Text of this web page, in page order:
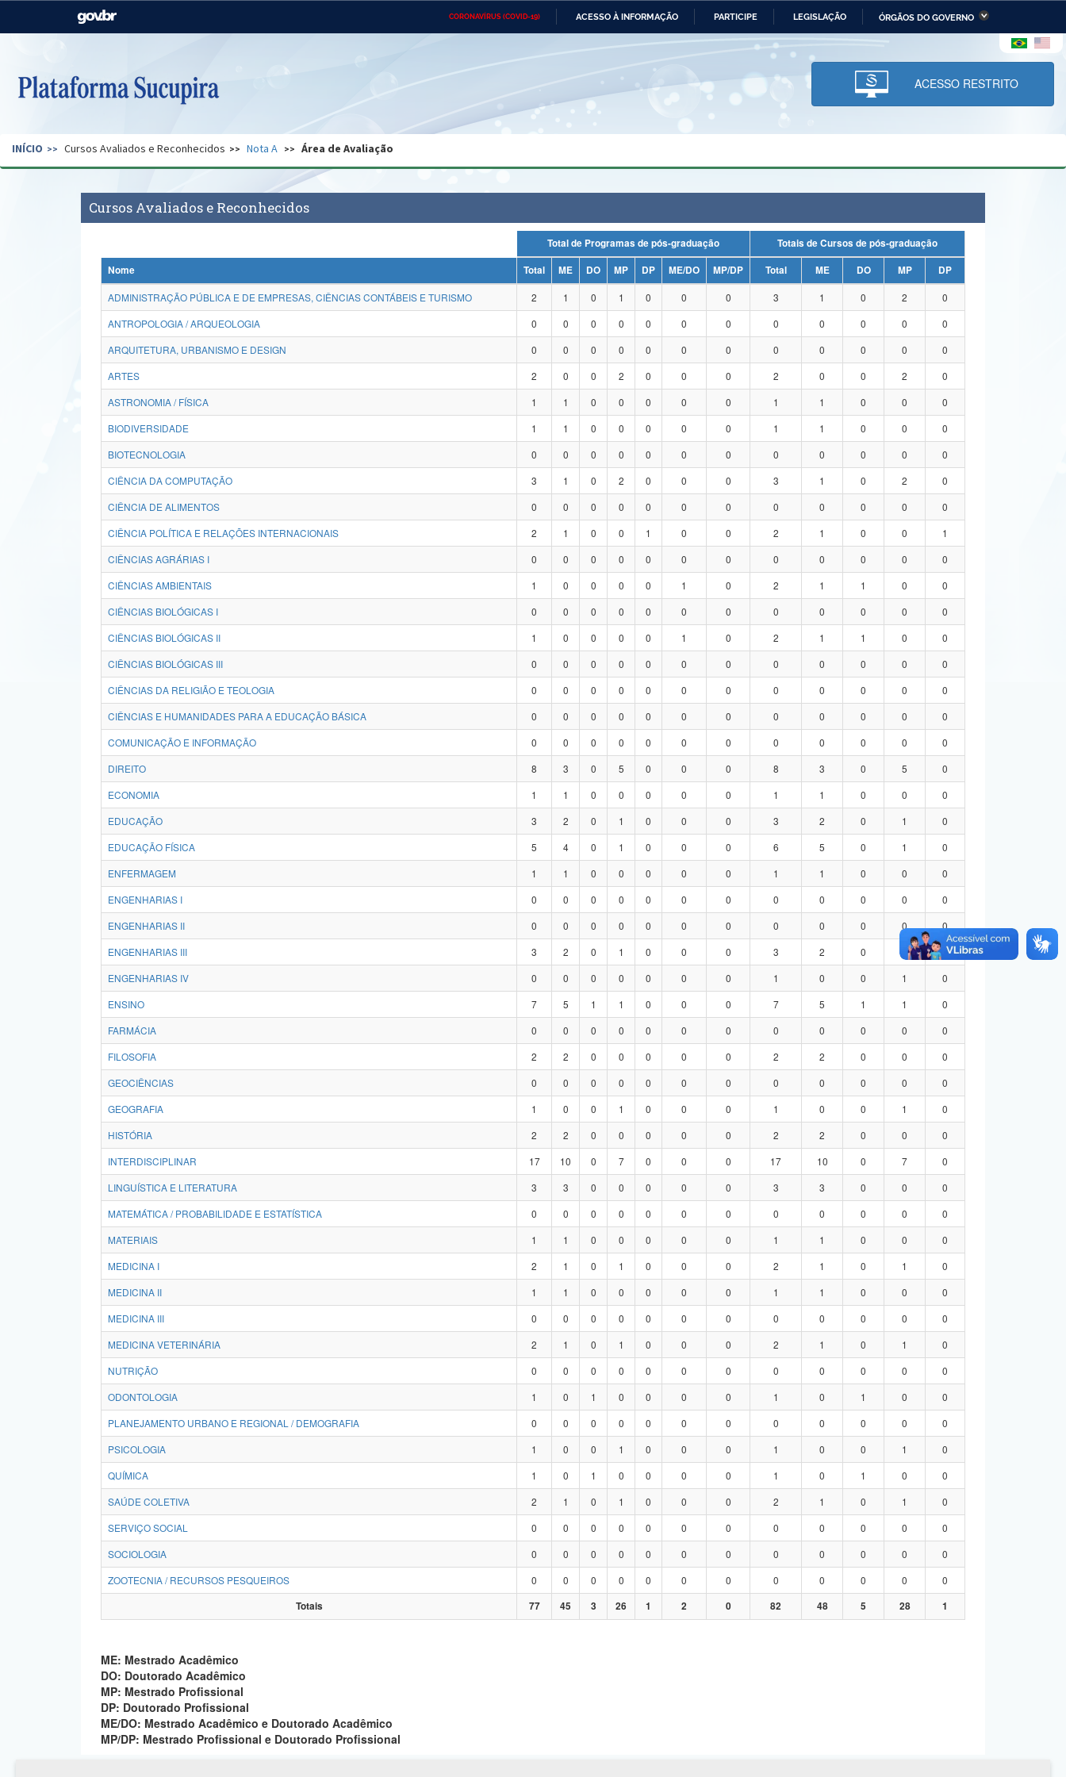
CORONAVÍRUS (COVID-19) ACESSO À INFORMAÇÃO PARTICIPE LEGISLAÇÃO ÓRGÃOS DO GOVERNO
Casa Civil Ministério das Relações Ministério da Economia Ministério da Infraestrutura
Pecuária e Abastecimento
Ministério da Ciência,
Tecnologia, Inovações e
Comunicações
Ministério do Desenvolvimento
Regional e dos Direitos Humanos
Secretaria de Governo Gabinete de Segurança Advocacia-Geral da União Banco Central do Brasil Planalto
ACESSO RESTRITO
INÍCIO Cursos Avaliados e Reconhecidos Nota A Área de Avaliação
Cursos Avaliados e Reconhecidos
Total de Programas de pós-graduação
Totais de Cursos de pós-graduação
Nome
Total ME DO MP DP ME/DO MP/DP Total ME DO MP
DP
ADMINISTRAÇÃO PÚBLICA E DE EMPRESAS, CIÊNCIAS CONTÁBEIS E TURISMO
2 1 0 1 0 0 0 3 1 0 2
0
ANTROPOLOGIA / ARQUEOLOGIA
0 0 0 0 0 0 0 0 0 0 0
0
ARQUITETURA, URBANISMO E DESIGN
0 0 0 0 0 0 0 0 0 0 0
0
ARTES
2 0 0 2 0 0 0 2 0 0 2
0
ASTRONOMIA / FÍSICA
1 1 0 0 0 0 0 1 1 0 0
0
BIODIVERSIDADE
1 1 0 0 0 0 0 1 1 0 0
0
BIOTECNOLOGIA
0 0 0 0 0 0 0 0 0 0 0
0
CIÊNCIA DA COMPUTAÇÃO
3 1 0 2 0 0 0 3 1 0 2
0
CIÊNCIA DE ALIMENTOS
0 0 0 0 0 0 0 0 0 0 0
0
CIÊNCIA POLÍTICA E RELAÇÕES INTERNACIONAIS
2 1 0 0 1 0 0 2 1 0 0
1
CIÊNCIAS AGRÁRIAS I
0 0 0 0 0 0 0 0 0 0 0
0
CIÊNCIAS AMBIENTAIS
1 0 0 0 0 1 0 2 1 1 0
0
CIÊNCIAS BIOLÓGICAS I
0 0 0 0 0 0 0 0 0 0 0
0
CIÊNCIAS BIOLÓGICAS II
1 0 0 0 0 1 0 2 1 1 0
0
CIÊNCIAS BIOLÓGICAS III
0 0 0 0 0 0 0 0 0 0 0
0
CIÊNCIAS DA RELIGIÃO E TEOLOGIA
0 0 0 0 0 0 0 0 0 0 0
0
CIÊNCIAS E HUMANIDADES PARA A EDUCAÇÃO BÁSICA
0 0 0 0 0 0 0 0 0 0 0
0
COMUNICAÇÃO E INFORMAÇÃO
0 0 0 0 0 0 0 0 0 0 0
0
DIREITO
8 3 0 5 0 0 0 8 3 0 5
0
ECONOMIA
1 1 0 0 0 0 0 1 1 0 0
0
EDUCAÇÃO
3 2 0 1 0 0 0 3 2 0 1
0
EDUCAÇÃO FÍSICA
5 4 0 1 0 0 0 6 5 0 1
0
ENFERMAGEM
1 1 0 0 0 0 0 1 1 0 0
0
ENGENHARIAS I
0 0 0 0 0 0 0 0 0 0 0
0
ENGENHARIAS II
0 0 0 0 0 0 0 0 0 0 0
0
ENGENHARIAS III
3 2 0 1 0 0 0 3 2 0
0
ENGENHARIAS IV
0 0 0 0 0 0 0 1 0 0 1
0
ENSINO
7 5 1 1 0 0 0 7 5 1 1
0
FARMÁCIA
0 0 0 0 0 0 0 0 0 0 0
0
FILOSOFIA
2 2 0 0 0 0 0 2 2 0 0
0
GEOCIÊNCIAS
0 0 0 0 0 0 0 0 0 0 0
0
GEOGRAFIA
1 0 0 1 0 0 0 1 0 0 1
0
HISTÓRIA
2 2 0 0 0 0 0 2 2 0 0
0
INTERDISCIPLINAR
17 10 0 7 0 0 0 17 10 0 7
0
LINGUÍSTICA E LITERATURA
3 3 0 0 0 0 0 3 3 0 0
0
MATEMÁTICA / PROBABILIDADE E ESTATÍSTICA
0 0 0 0 0 0 0 0 0 0 0
0
MATERIAIS
1 1 0 0 0 0 0 1 1 0 0
0
MEDICINA I
2 1 0 1 0 0 0 2 1 0 1
0
MEDICINA II
1 1 0 0 0 0 0 1 1 0 0
0
MEDICINA III
0 0 0 0 0 0 0 0 0 0 0
0
MEDICINA VETERINÁRIA
2 1 0 1 0 0 0 2 1 0 1
0
NUTRIÇÃO
0 0 0 0 0 0 0 0 0 0 0
0
ODONTOLOGIA
1 0 1 0 0 0 0 1 0 1 0
0
PLANEJAMENTO URBANO E REGIONAL / DEMOGRAFIA
0 0 0 0 0 0 0 0 0 0 0
0
PSICOLOGIA
1 0 0 1 0 0 0 1 0 0 1
0
QUÍMICA
1 0 1 0 0 0 0 1 0 1 0
0
SAÚDE COLETIVA
2 1 0 1 0 0 0 2 1 0 1
0
SERVIÇO SOCIAL
0 0 0 0 0 0 0 0 0 0 0
0
SOCIOLOGIA
0 0 0 0 0 0 0 0 0 0 0
0
ZOOTECNIA / RECURSOS PESQUEIROS
0 0 0 0 0 0 0 0 0 0 0
0
Totais
77 45 3 26 1 2 0 82 48 5 28 1
ME: Mestrado Acadêmico
DO: Doutorado Acadêmico
MP: Mestrado Profissional
DP: Doutorado Profissional
ME/DO: Mestrado Acadêmico e Doutorado Acadêmico
MP/DP: Mestrado Profissional e Doutorado Profissional